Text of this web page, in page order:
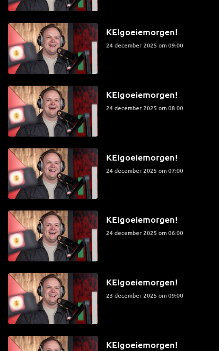
KEIgoeiemorgen!
24 december 2025 om 09:00
KEIgoeiemorgen!
24 december 2025 om 08:00
KEIgoeiemorgen!
24 december 2025 om 07:00
KEIgoeiemorgen!
24 december 2025 om 06:00
KEIgoeiemorgen!
23 december 2025 om 09:00
KEIgoeiemorgen!